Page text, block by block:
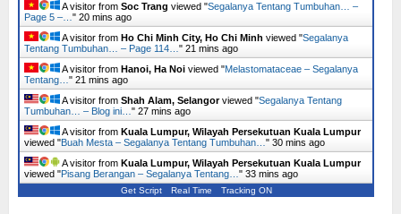
A visitor from Soc Trang viewed "Segalanya Tentang Tumbuhan… –
Page 5 –… " 20 mins ago
A visitor from Ho Chi Minh City, Ho Chi Minh viewed "Segalanya
Tentang Tumbuhan… – Page 114… " 21 mins ago
A visitor from Hanoi, Ha Noi viewed "Melastomataceae – Segalanya
Tentang… " 21 mins ago
A visitor from Shah Alam, Selangorviewed "Segalanya Tentang
Tumbuhan… – Blog ini… " 27 mins ago
A visitor from Kuala Lumpur, Wilayah Persekutuan Kuala Lumpur
viewed "Buah Mesta – Segalanya Tentang Tumbuhan… " 30 mins ago
A visitor from Kuala Lumpur, Wilayah Persekutuan Kuala Lumpur
viewed "Pisang Berangan – Segalanya Tentang… " 33 mins ago
Get Script Real Time Tracking ON